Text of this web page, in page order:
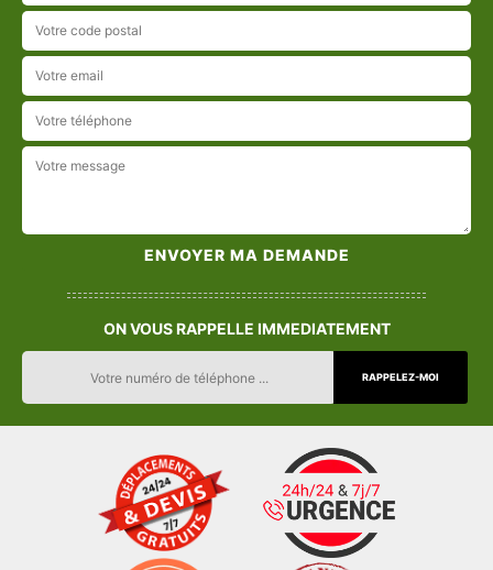
ON VOUS RAPPELLE IMMEDIATEMENT